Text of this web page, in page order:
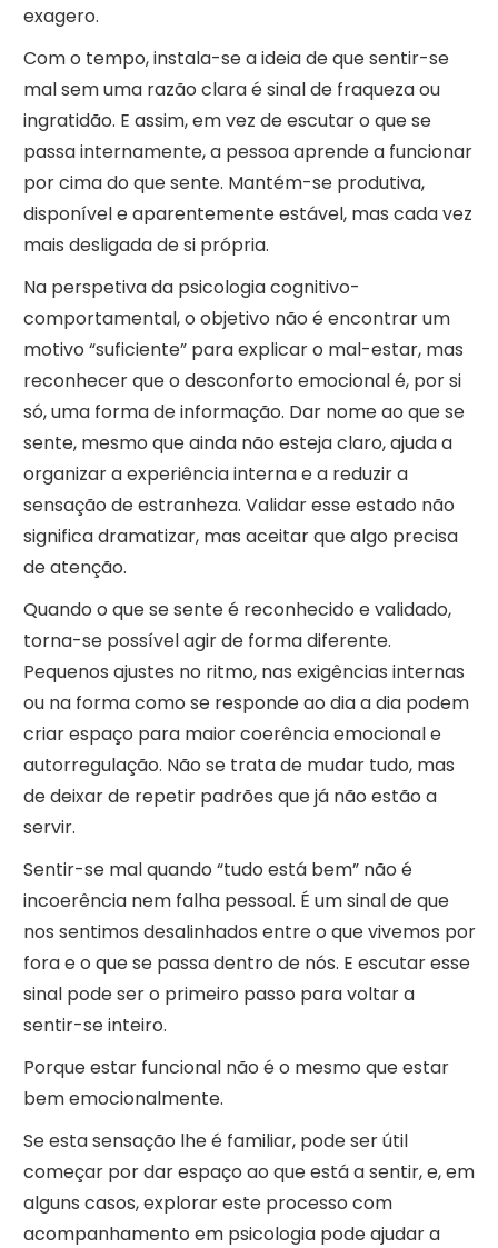
exagero.
Com o tempo, instala-se a ideia de que sentir-se
mal sem uma razão clara é sinal de fraqueza ou
ingratidão. E assim, em vez de escutar o que se
passa internamente, a pessoa aprende a funcionar
por cima do que sente. Mantém-se produtiva,
disponível e aparentemente estável, mas cada vez
mais desligada de si própria.
Na perspetiva da psicologia cognitivo-
comportamental, o objetivo não é encontrar um
motivo “suficiente” para explicar o mal-estar, mas
reconhecer que o desconforto emocional é, por si
só, uma forma de informação. Dar nome ao que se
sente, mesmo que ainda não esteja claro, ajuda a
organizar a experiência interna e a reduzir a
sensação de estranheza. Validar esse estado não
significa dramatizar, mas aceitar que algo precisa
de atenção.
Quando o que se sente é reconhecido e validado,
torna-se possível agir de forma diferente.
Pequenos ajustes no ritmo, nas exigências internas
ou na forma como se responde ao dia a dia podem
criar espaço para maior coerência emocional e
autorregulação. Não se trata de mudar tudo, mas
de deixar de repetir padrões que já não estão a
servir.
Sentir-se mal quando “tudo está bem” não é
incoerência nem falha pessoal. É um sinal de que
nos sentimos desalinhados entre o que vivemos por
fora e o que se passa dentro de nós. E escutar esse
sinal pode ser o primeiro passo para voltar a
sentir-se inteiro.
Porque estar funcional não é o mesmo que estar
bem emocionalmente.
Se esta sensação lhe é familiar, pode ser útil
começar por dar espaço ao que está a sentir, e, em
alguns casos, explorar este processo com
acompanhamento em psicologia pode ajudar a